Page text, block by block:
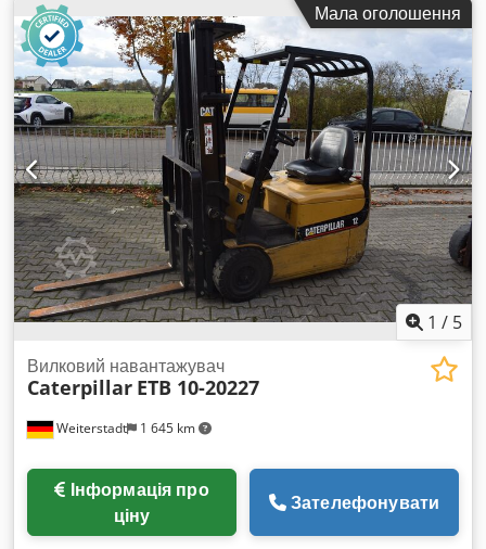
Мала оголошення
1 / 5
Weiterstadt 1 645 km
Вилковий навантажувач
Caterpillar ETB 10-20227
ціну
Зателефонувати